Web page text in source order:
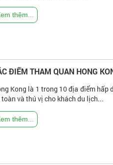
thêm...
ĐIỂM THAM QUAN HONG
Kong là 1 trong 10 địa điểm
toàn và thú vị cho khách du lịch...
thêm...